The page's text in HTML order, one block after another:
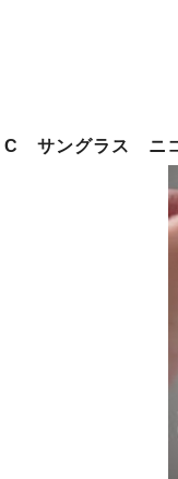
C サングラス ニ